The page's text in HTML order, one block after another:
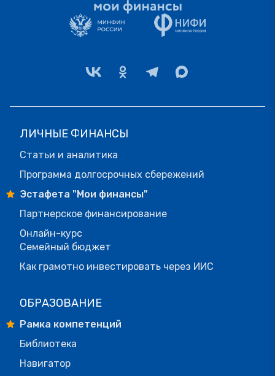
ЛИЧНЫЕ ФИНАНСЫ
Статьи и аналитика
Программа долгосрочных сбережений
Эстафета "Мои финансы"
Партнерское финансирование
Онлайн-курс
Семейный бюджет
Как грамотно инвестировать через ИИС
ОБРАЗОВАНИЕ
Рамка компетенций
Библиотека
Навигатор